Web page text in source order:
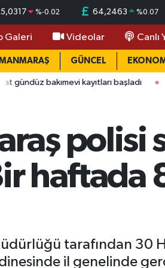
%-0.02 64,2463 %0.07
Galeri Videolar Canlı
GÜNCEL
başladı 16:55Afyon'da 4
polisi
haftada
tarafından 30
il genelinde